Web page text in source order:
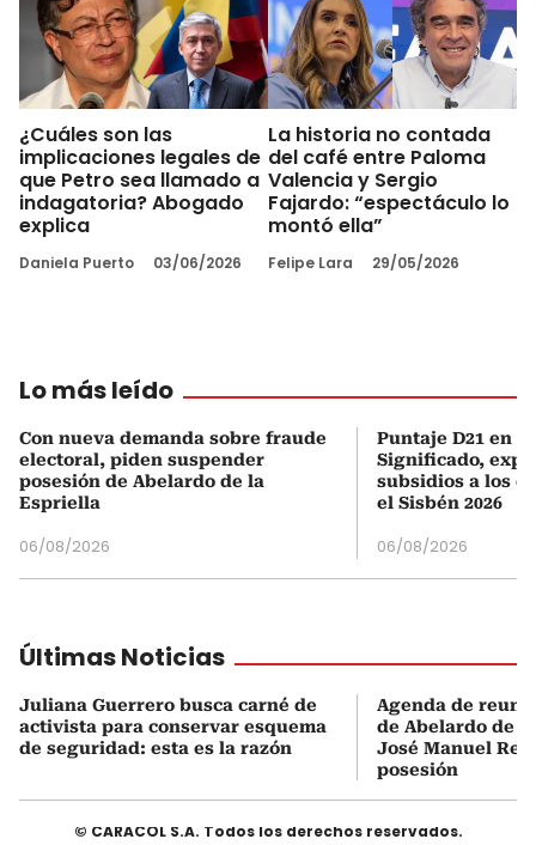
¿Cuáles son las
implicaciones legales de
que Petro sea llamado a
indagatoria? Abogado
explica
Daniela Puerto 03/06/2026
La historia no contada
del café entre Paloma
Valencia y Sergio
Fajardo: “espectáculo lo
montó ella”
Felipe Lara 29/05/2026
Lo más leído
Con nueva demanda sobre fraude
electoral, piden suspender
posesión de Abelardo de la
Espriella
06/08/2026
Puntaje D21 en
Significado,
subsidios a los
el Sisbén 2026
06/08/2026
Últimas Noticias
Juliana Guerrero busca carné de
activista para conservar esquema
de seguridad: esta es la razón
Agenda de
de Abelardo de
José Manuel
posesión
© CARACOL S.A. Todos los derechos reservados.